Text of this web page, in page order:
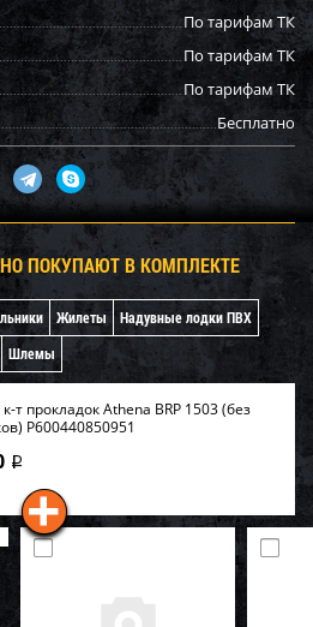
По тарифам ТК
По тарифам ТК
По тарифам ТК
Бесплатно
ПОКУПАЮТ В КОМПЛЕКТЕ
Жилеты
Надувные лодки ПВХ
Шлемы
т прокладок Athena BRP 1503 (без
P600440850951
i